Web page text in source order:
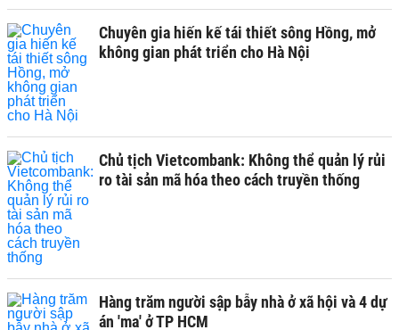
Chuyên gia hiến kế tái thiết sông Hồng, mở
không gian phát triển cho Hà Nội
Chủ tịch Vietcombank: Không thể quản lý rủi
ro tài sản mã hóa theo cách truyền thống
Hàng trăm người sập bẫy nhà ở xã hội và 4 dự
án 'ma' ở TP HCM